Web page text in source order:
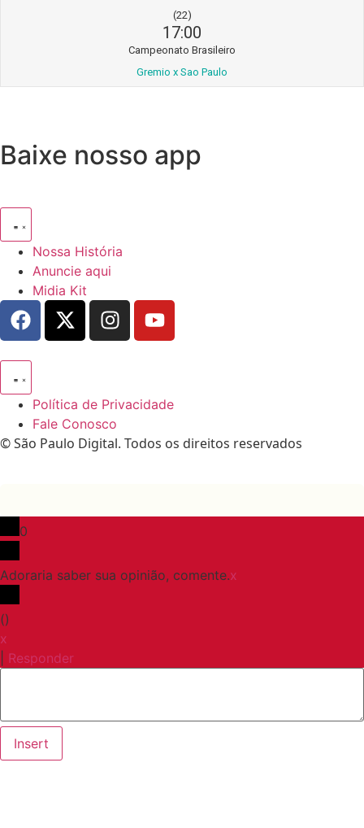
(22)
17:00
Campeonato Brasileiro
Gremio x Sao Paulo
Baixe nosso app
Nossa História
Anuncie aqui
Midia Kit
Política de Privacidade
Fale Conosco
© São Paulo Digital. Todos os direitos reservados
0
Adoraria saber sua opinião, comente.x
()
x
Responder
Insert